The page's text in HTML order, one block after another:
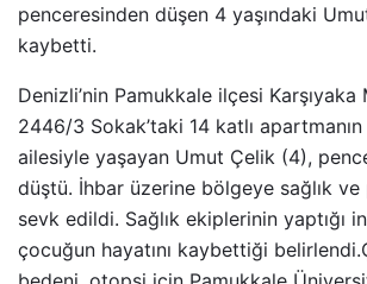
penceresinden düşen 4 yaşındaki
kaybetti.
Denizli’nin Pamukkale ilçesi Karşıyaka
2446/3 Sokak’taki 14 katlı apartmanın
ailesiyle yaşayan Umut Çelik (4),
düştü. İhbar üzerine bölgeye sağlık
sevk edildi. Sağlık ekiplerinin yaptığı
çocuğun hayatını kaybettiği